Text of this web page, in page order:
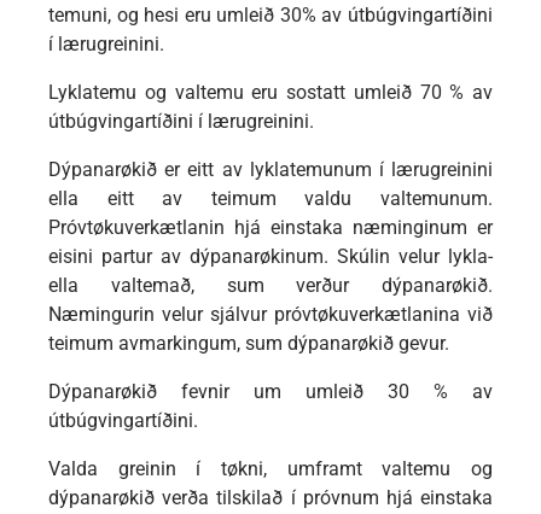
temuni, og hesi eru umleið 30% av útbúgvingartíðini
í lærugreinini.
Lyklatemu og valtemu eru sostatt umleið 70 % av
útbúgvingartíðini í lærugreinini.
Dýpanarøkið er eitt av lyklatemunum í lærugreinini
ella eitt av teimum valdu valtemunum.
Próvtøkuverkætlanin hjá einstaka næminginum er
eisini partur av dýpanarøkinum. Skúlin velur lykla-
ella valtemað, sum verður dýpanarøkið.
Næmingurin velur sjálvur próvtøkuverkætlanina við
teimum avmarkingum, sum dýpanarøkið gevur.
Dýpanarøkið fevnir um umleið 30 % av
útbúgvingartíðini.
Valda greinin í tøkni, umframt valtemu og
dýpanarøkið verða tilskilað í próvnum hjá einstaka